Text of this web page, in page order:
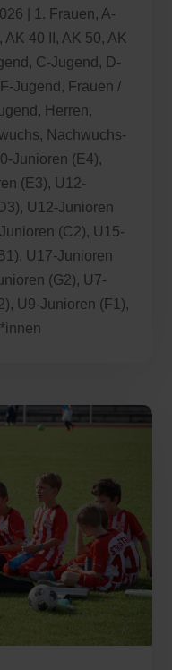
1. Frauen, A-
, AK 40 II , AK 50, AK
, C-Jugend , D-
F-Jugend , Frauen /
, Herren,
, Nachwuchs-
Junioren (E4),
(E3), U12-
, U12-Junioren
(C2), U15-
, U17-Junioren
(G2), U7-
, U9-Junioren (F1),